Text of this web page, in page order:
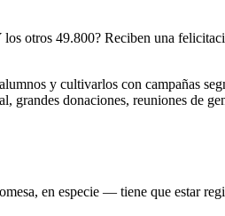
otros 49.800? Reciben una
y cultivarlos con campañas
grandes donaciones, reuniones de
en especie — tiene que estar